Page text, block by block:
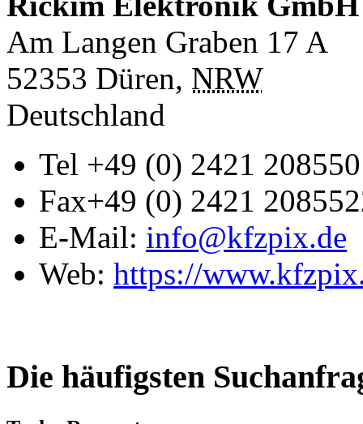
Am Langen Graben 17 A
52353 Düren, NRW
Deutschland
Tel +49 (0) 2421 208550
Fax+49 (0) 2421
E-Mail: info@kfzpix.de
Web: https://
Die häufigsten